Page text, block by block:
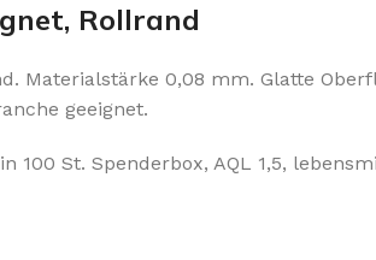
Rollrand
0,08 mm. Glatte
geeignet.
St. Spenderbox, AQL 1,5,